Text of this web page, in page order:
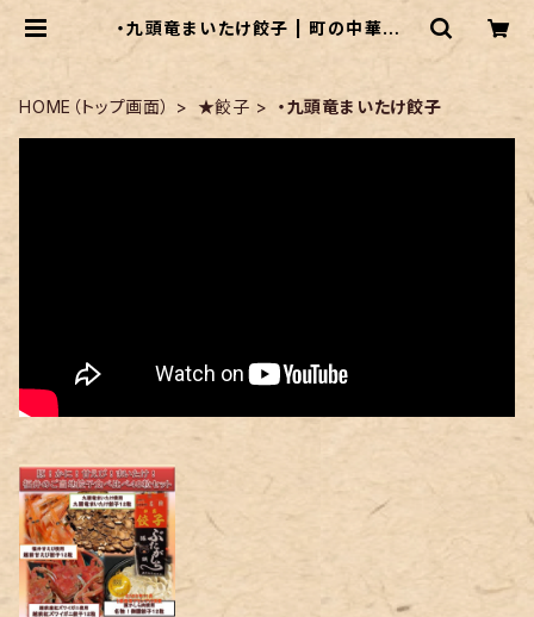
・九頭竜まいたけ餃子 | 町の中華屋さ
HOME（トップ画面） ★餃子 ・九頭竜まいたけ餃子